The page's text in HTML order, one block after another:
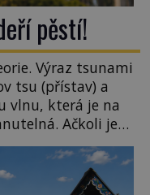
pěstí!
Výraz tsunami
tsu (přístav) a
vlnu, která je na
Ačkoli je
výška vlny
metru. Máme se
Vznik